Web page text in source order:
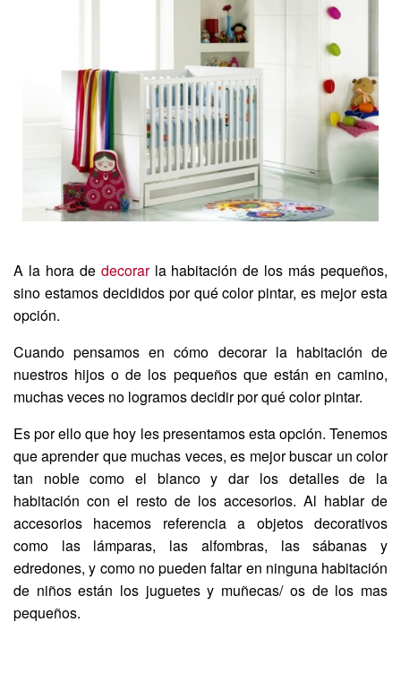
A la hora de decorarla habitación de los más pequeños,
sino estamos decididos por qué color pintar, es mejor esta
opción.
Cuando pensamos en cómo decorar la habitación de
nuestros hijos o de los pequeños que están en camino,
muchas veces no logramos decidir por qué color pintar.
Es por ello que hoy les presentamos esta opción. Tenemos
que aprender que muchas veces, es mejor buscar un color
tan noble como el blanco y dar los detalles de la
habitación con el resto de los accesorios. Al hablar de
accesorios hacemos referencia a objetos decorativos
como las lámparas, las alfombras, las sábanas y
edredones, y como no pueden faltar en ninguna habitación
de niños están los juguetes y muñecas/ os de los mas
pequeños.